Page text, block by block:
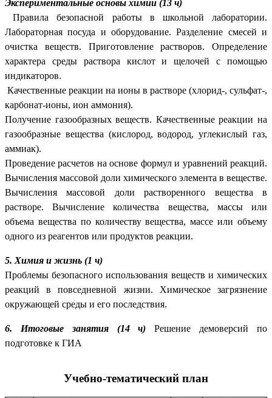
Экспериментальные основы химии (13 ч)
Правила безопасной работы в школьной лаборатории.
Лабораторная посуда и оборудование. Разделение смесей и
очистка веществ. Приготовление растворов.
Определение
характера среды раствора кислот и щелочей с помощью
индикаторов.
Качественные реакции на ионы в растворе (хлорид-, сульфат-,
карбонат-ионы, ион аммония).
Получение газообразных веществ. Качественные реакции на
газообразные вещества (кислород, водород, углекислый газ,
аммиак).
Проведение расчетов на основе формул и уравнений реакций.
Вычисления массовой доли химического элемента в веществе.
Вычисления массовой доли растворенного вещества в
растворе. Вычисление количества вещества, массы или
объема вещества по количеству вещества, массе или объему
одного из реагентов или продуктов реакции.
5. Химия и жизнь (1 ч)
Проблемы безопасного использования веществ и химических
реакций в повседневной жизни. Химическое загрязнение
окружающей среды и его последствия.
6. Итоговые занятия (14 ч)Решение демоверсий по
подготовке к ГИА
Учебно-тематический план